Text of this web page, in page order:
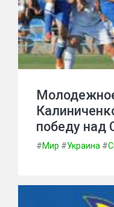
победу над
#Мир #Украина #